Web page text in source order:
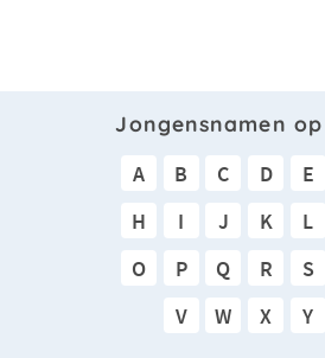
Jongensnamen
A B C D E
H
I J K L
O
P Q R S
V
W X Y